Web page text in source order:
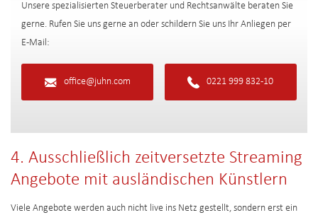
Unsere spezialisierten Steuerberater und Rechtsanwälte beraten Sie
gerne. Rufen Sie uns gerne an oder schildern Sie uns Ihr Anliegen per
E-Mail:
office@juhn.com 0221 999 832-10
4. Ausschließlich zeitversetzte Streaming
Angebote mit ausländischen Künstlern
Viele Angebote werden auch nicht live ins Netz gestellt, sondern erst ein